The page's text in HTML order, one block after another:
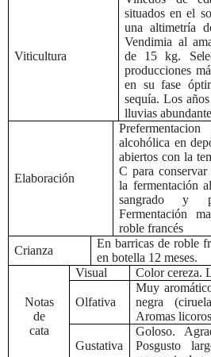
Viticultura
situados en el
una altimetría
Vendimia al
de 15 kg.
producciones
en su fase
sequía. Los
lluvias
Elaboración
alcohólica en
abiertos con la
C para
la fermentación
sangrado y
Fermentación
roble francés
Crianza
En barricas de roble
en botella 12 meses.
Notas
de
cata
Visual Color cereza.
Olfativa
Muy
negra
Aromas
Gustativa
Goloso.
Posgusto